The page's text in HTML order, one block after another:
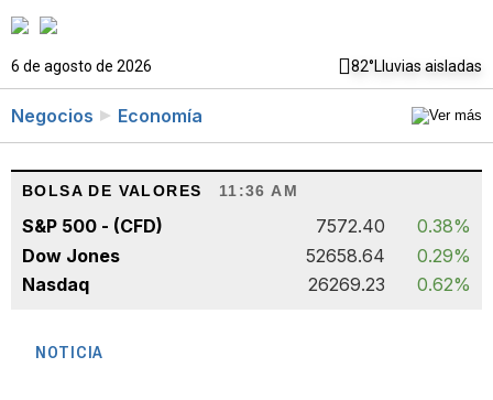
6 de agosto de 2026 82°Lluvias aisladas
Negocios Economía
BOLSA DE VALORES 11:36 AM
S&P 500 - (CFD) 7572.40
0.38%
Dow Jones
52658.64
0.29%
Nasdaq
26269.23 0.62%
NOTICIA